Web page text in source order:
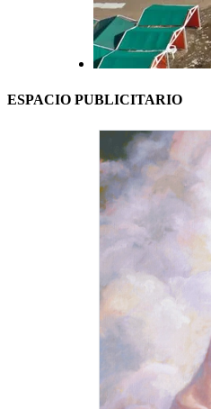
ESPACIO PUBLICITARIO